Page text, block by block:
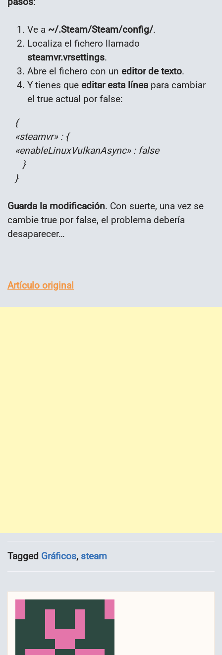
Ve a ~/.Steam/Steam/config/.
Localiza el fichero llamado
steamvr.vrsettings.
Abre el fichero con un editor de texto.
Y tienes que editar esta línea para cambiar
el true actual por false:
{
«steamvr» : {
«enableLinuxVulkanAsync» : false
}
}
Guarda la modificación. Con suerte, una vez se
cambie true por false, el problema debería
desaparecer…
Artículo original
Tagged Gráficos, steam